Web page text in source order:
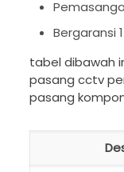
Bergaransi
tabel dibawah
pasang cctv
pasang